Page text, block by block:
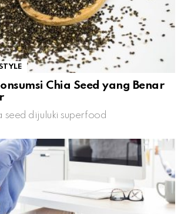
Chia Seed yang Benar
seed dijuluki superfood